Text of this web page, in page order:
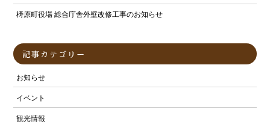
梼原町役場 総合庁舎外壁改修工事のお知らせ
記事カテゴリー
お知らせ
イベント
観光情報